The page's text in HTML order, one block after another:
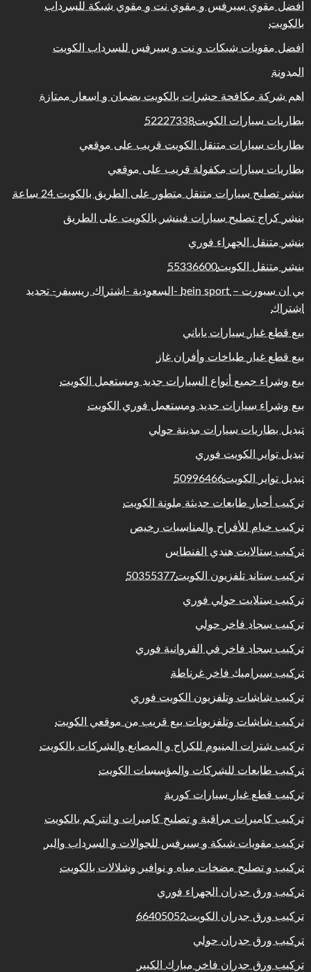
افضل مقوي سيرفس و مقوي نت و مقوي شبكة للسرداب
بالكويت
افضل مقويات شبكات و نت و سيرفس للسرداب الكويت
المدونة
اهم شركة مكافحة حشرات بالكويت بضمان و اسعار ممتازة
بطاريات سيارات الكويت52227338
بطاريات سيارات متنقل الكويت قريب على موقعي
بطاريات سيارات مكفولة قريب على موقعي
بنشر تصليح سيارات متنقل متطور على الطريق بالكويت 24 ساعة
بنشر كراج تصليح سيارات فينشر بالكويت على الطريق
بنشر متنقل الجهراء فوري
بنشر متنقل الكويت55336600
بي ان سبورت – bein sport -السعودية -اشتراك ريسيفر- تجديد
اشتراك
بيع قطع غيار سيارات ياباني
بيع قطع غيار طباخات وأفران غاز
بيع وشراء جميع أنواع السيارات جديد ومستعمل الكويت
بيع وشراء سيارات جديد ومستعمل فوري الكويت
تبديل بطاريات سيارات مدينة حولي
تبديل تواير الكويت فوري
تبديل تواير الكويت50996466
تركيب أحبار طابعات حديثة ملونة الكويت
تركيب خيام للأفراح والمناسبات رخيص
تركيب ستالايت هندي الفنطاس
تركيب ستاند تلفزيون الكويت50355377
تركيب ستلايت حولي فوري
تركيب سجاد فاخر حولي
تركيب سجاد فاخر في الفروانية فوري
تركيب سيراميك فاخر غرناطة
تركيب شاشات وتلفزيون الكويت فوري
تركيب شاشات وتلفزيونات بيع قريب من موقعي الكويت
تركيب شترات المنيوم للكراج و المصانع والشركات بالكويت
تركيب طابعات للشركات والمؤسسات الكويت
تركيب قطع غيار سيارات كورية
تركيب كاميرات مراقبة و تصليح كاميرات و انتركم بالكويت
تركيب مقويات شبكة و سيرفس للجوالات و السرداب والبر
تركيب و تصليح مضخات مياه و نوافير وشلالات بالكويت
تركيب ورق جدران الجهراء فوري
تركيب ورق جدران الكويت66405052
تركيب ورق جدران حولي
تركيب ورق جدران فاخر مبارك الكبير